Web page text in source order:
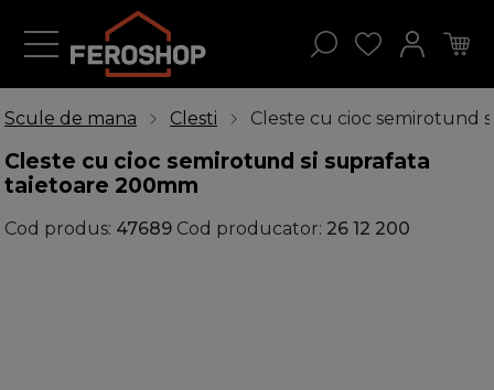
Scule de mana Clesti Cleste cu cioc semirotund
Cleste cu cioc semirotund si suprafata
taietoare 200mm
Cod produs: 47689 Cod producator: 26 12 200